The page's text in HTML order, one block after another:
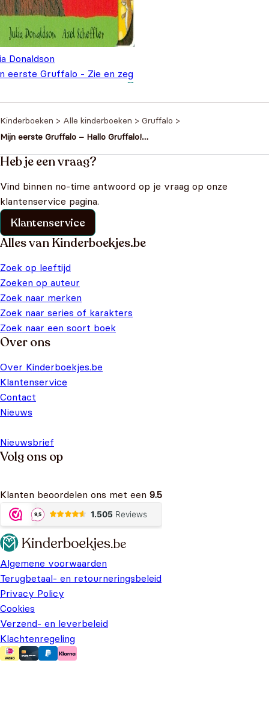
Donaldson
eerste Gruffalo - Zie en zeg
Kinderboeken > Alle kinderboeken > Gruffalo >
Mijn eerste Gruffalo – Hallo Gruffalo!
Heb je een vraag?
Vind binnen no-time antwoord op je vraag op onze
klantenservice pagina.
Klantenservice
Alles van Kinderboekjes.be
Zoek op leeftijd
Zoeken op auteur
Zoek naar merken
Zoek naar series of karakters
Zoek naar een soort boek
Over ons
Over Kinderboekjes.be
Klantenservice
Contact
Nieuws
Nieuwsbrief
Volg ons op
Klanten beoordelen ons met een 9.5
Algemene voorwaarden
Terugbetaal- en retourneringsbeleid
Privacy Policy
Cookies
Verzend- en leverbeleid
Klachtenregeling